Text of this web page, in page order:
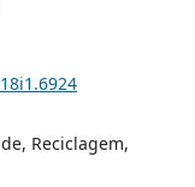
Reciclagem,